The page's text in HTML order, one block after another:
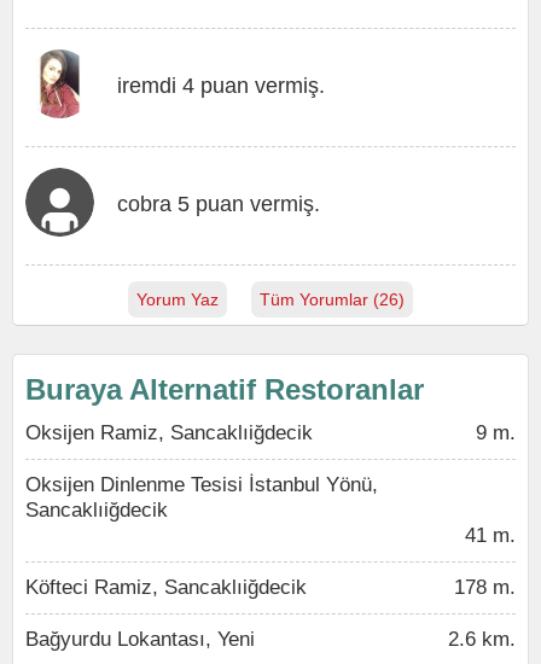
iremdi 4 puan vermiş.
cobra 5 puan vermiş.
Yorum Yaz Tüm Yorumlar (26)
Buraya Alternatif Restoranlar
Oksijen Ramiz, Sancaklıiğdecik 9 m.
Oksijen Dinlenme Tesisi İstanbul Yönü,
Sancaklıiğdecik
41 m.
Köfteci Ramiz, Sancaklıiğdecik 178 m.
Bağyurdu Lokantası, Yeni 2.6 km.